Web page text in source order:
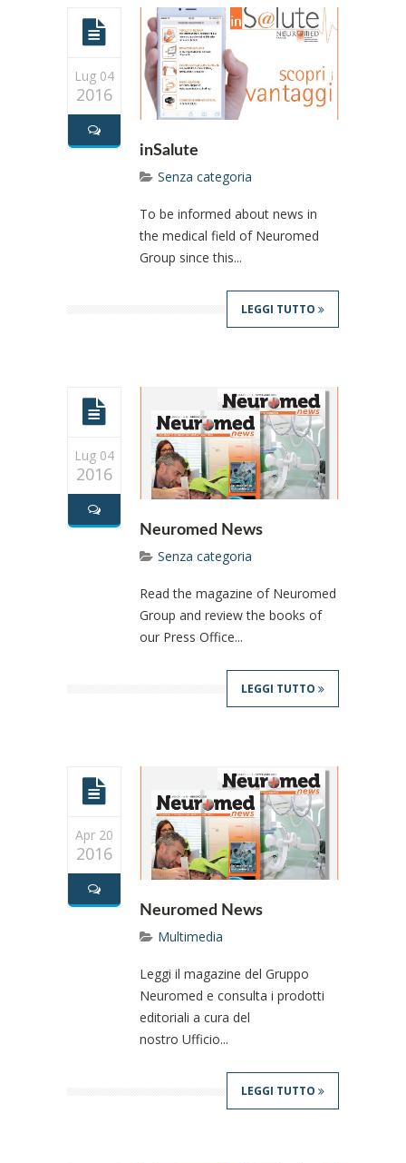
Lug 04
2016
inSalute
Senza categoria
To be informed about news in
the medical field of Neuromed
Group since this...
LEGGI TUTTO
Lug 04
2016
Neuromed News
Senza categoria
Read the magazine of Neuromed
Group and review the books of
our Press Office...
LEGGI TUTTO
Apr 20
2016
Neuromed News
Multimedia
Leggi il magazine del Gruppo
Neuromed e consulta i prodotti
editoriali a cura del
nostro Ufficio...
LEGGI TUTTO